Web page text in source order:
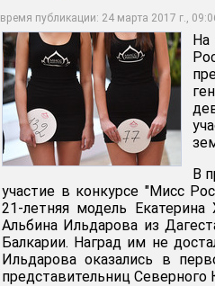
время публикации: 24 марта 2017 г.,
На
В
участие в конкурсе "Мисс
21-летняя модель
Альбина Ильдарова из
Балкарии. Наград им не
Ильдарова оказались в
представительниц